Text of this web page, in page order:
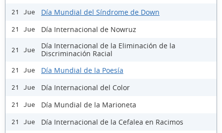
21 Jue Día Mundial del Síndrome de Down
21 Jue Día Internacional de Nowruz
21 Jue
Día Internacional de la Eliminación de la
Discriminación Racial
21 Jue Día Mundial de la Poesía
21 Jue Día Internacional del Color
21 Jue Día Mundial de la Marioneta
21 Jue Día Internacional de la Cefalea en Racimos